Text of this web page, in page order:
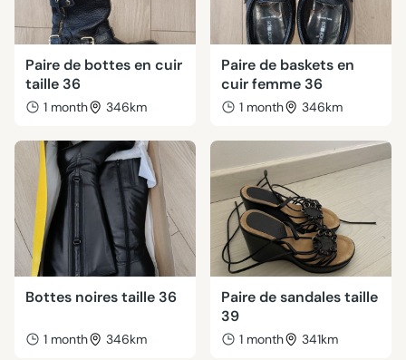
Paire de bottes en cuir
taille 36
1 month 346km
Paire de baskets en
cuir femme 36
1 month 346km
Bottes noires taille 36
1 month 346km
Paire de sandales taille
39
1 month 341km